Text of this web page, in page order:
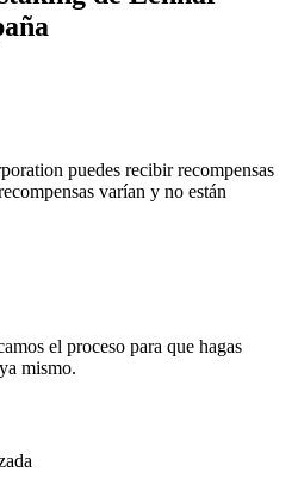
puedes recibir recompensas
varían y no están
el proceso para que hagas
mismo.